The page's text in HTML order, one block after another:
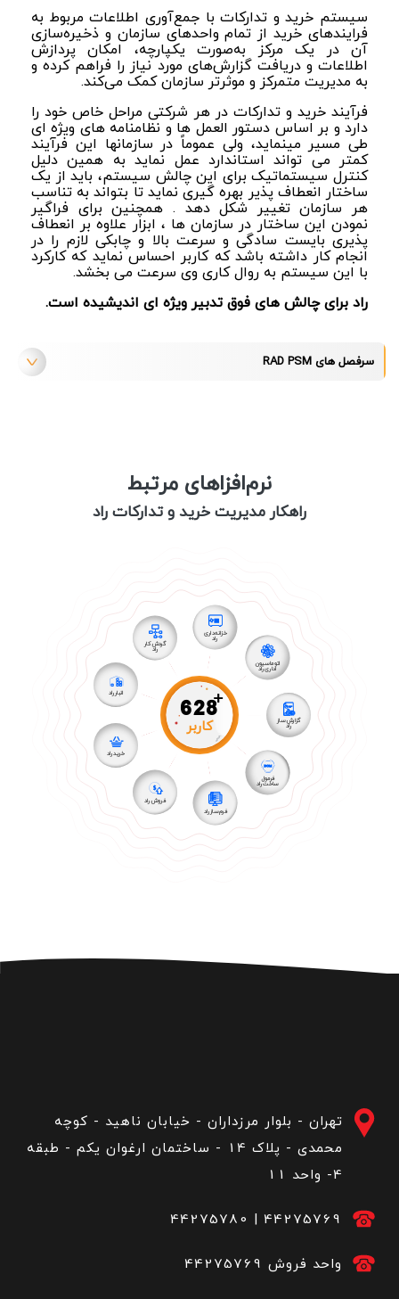
سیستم خرید و تدارکات با جمع‌آوری اطلاعات مربوط به
فرایندهای خرید از تمام واحدهای سازمان و ذخیره‌سازی
آن در یک مرکز به‌صورت یکپارچه، امکان پردازش
اطلاعات و دریافت گزارش‌های مورد نیاز را فراهم کرده و
به مدیریت متمرکز و موثر‌تر سازمان کمک می‌کند.
فرآیند خرید و تدارکات در هر شرکتی مراحل خاص خود را
دارد و بر اساس دستور العمل ها و نظامنامه های ویژه ای
طی مسیر مینماید، ولی عموماً در سازمانها این فرآیند
کمتر می تواند استاندارد عمل نماید به همین دلیل
کنترل سیستماتیک برای این چالش سیستم، باید از یک
ساختار انعطاف پذیر بهره گیری نماید تا بتواند به تناسب
هر سازمان تغییر شکل دهد . همچنین برای فراگیر
نمودن این ساختار در سازمان ها ، ابزار علاوه بر انعطاف
پذیری بایست سادگی و سرعت بالا و چابکی لازم را در
انجام کار داشته باشد که کاربر احساس نماید که کارکرد
با این سیستم به روال کاری وی سرعت می بخشد.
راد برای چالش های فوق تدبیر ویژه ای اندیشیده است.
سرفصل های RAD PSM
نرم‌افزاهای مرتبط
راهکار مدیریت خرید و تدارکات راد
628+
کاربر گزارش ساز
راد
فرمول
ساخت راد
فرم ساز راد
فروش راد
خرید راد
انبار راد
گردش کار
راد
خزانه داری
راد
اتوماسیون
اداری راد
تهران - بلوار مرزداران - خیابان ناهید - کوچه
محمدی - پلاک 14 - ساختمان ارغوان یکم - طبقه
4- واحد 11
44275780 | 44275769
44275769 واحد فروش